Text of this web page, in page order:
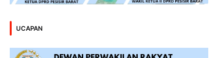
UCAPAN